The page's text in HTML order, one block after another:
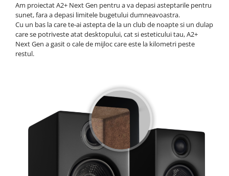
Am proiectat A2+ Next Gen pentru a va depasi asteptarile pentru
sunet, fara a depasi limitele bugetului dumneavoastra.
Cu un bas la care te-ai astepta de la un club de noapte si un dulap
care se potriveste atat desktopului, cat si esteticului tau, A2+
Next Gen a gasit o cale de mijloc care este la kilometri peste
restul.